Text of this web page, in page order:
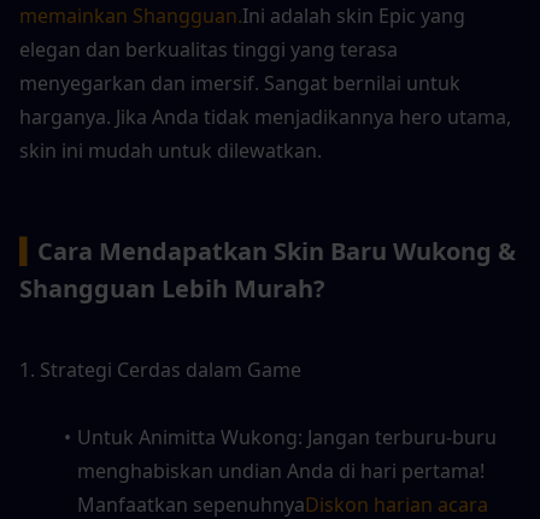
memainkan Shangguan.Ini adalah skin Epic yang
elegan dan berkualitas tinggi yang terasa
menyegarkan dan imersif. Sangat bernilai untuk
harganya. Jika Anda tidak menjadikannya hero utama,
skin ini mudah untuk dilewatkan.
Cara Mendapatkan Skin Baru Wukong &
Shangguan Lebih Murah?
1. Strategi Cerdas dalam Game
Untuk Animitta Wukong: Jangan terburu-buru
menghabiskan undian Anda di hari pertama!
Manfaatkan sepenuhnyaDiskon harian acara